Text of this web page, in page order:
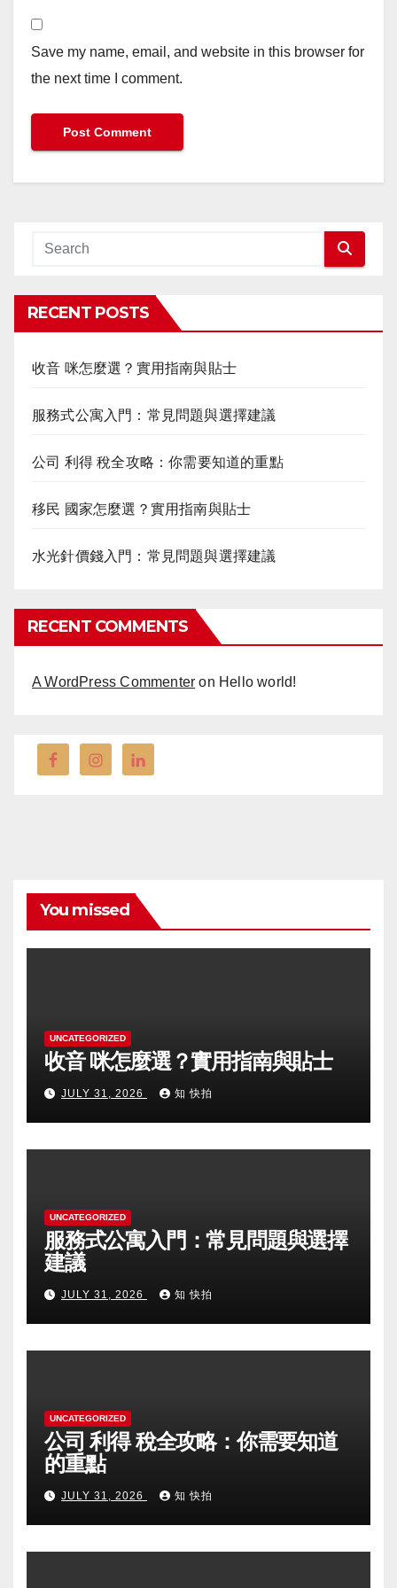
Save my name, email, and website in this browser for
the next time I comment.
RECENT POSTS
收音 咪怎麼選？實用指南與貼士
服務式公寓入門：常見問題與選擇建議
公司 利得 稅全攻略：你需要知道的重點
移民 國家怎麼選？實用指南與貼士
水光針價錢入門：常見問題與選擇建議
RECENT COMMENTS
A WordPress Commenter on Hello world!
You missed
UNCATEGORIZED
收音 咪怎麼選？實用指南與貼士
JULY 31, 2026 知 快拍
UNCATEGORIZED
服務式公寓入門：常見問題與選擇
建議
JULY 31, 2026 知 快拍
UNCATEGORIZED
公司 利得 稅全攻略：你需要知道
的重點
JULY 31, 2026 知 快拍